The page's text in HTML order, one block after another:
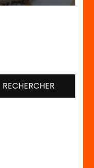
RECHERCHER